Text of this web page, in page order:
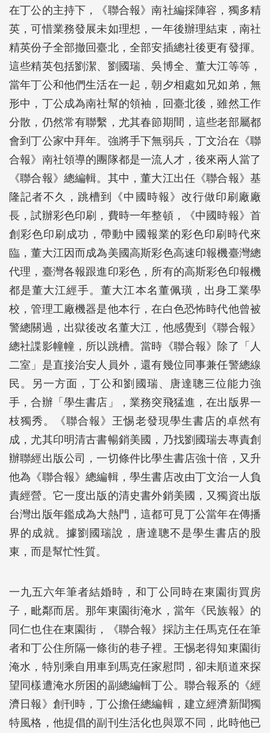
在丁公的主持下，《聯合報》南社編採陣容，獨多精
英，可惜業務發展未如理想，一年後辦理結束，南社
精英份子全部撤回臺北，全部安插總社後更有發揮。
這些精英包括劉潔、劉國瑞、吳博全、董大江等等，
當年丁公和他們生活在一起，朝夕相處如兄如弟，無
形中，丁公成為南社幫的領袖，回臺北後，雖然工作
分散，仍然常有聯繫，尤其春節期間，這些老部屬都
會到丁公家中拜年。強將手下無弱兵，丁文治在《聯
合報》南社領導的團隊都是一流人才，後來兩人當了
《聯合報》總編輯。其中，董大江出任《聯合報》基
隆記者不久，跳槽到《中國時報》改行做印刷廠廠
長，試辦彩色印刷，費時一年整頓，《中國時報》首
創彩色印刷成功，帶動中國報業的彩色印刷時代來
臨，董大江因而成為美國高斯彩色高速印報機臺灣總
代理，臺灣各報跟進印彩色，所有的高斯彩色印報機
都是董大江經手。董大江本名董佩璜，出身工業學
校，管理工廠機器是他本行，在白色恐怖時代他曾被
警總關過，出獄後改名董大江，他感覺到《聯合報》
總社諜影幢幢，所以跳槽。當時《聯合報》除了「人
二室」是直接治安人員外，還有幾位同事兼任警總線
民。另一方面，丁公和劉國瑞、唐達聰三位能力強
手，合辦「學生書店」，業務突飛猛進，在出版界一
枝獨秀。《聯合報》王惕老發現學生書店的卓然有
成，尤其印明清古書暢銷美國，乃找劉國瑞去專責創
辦聯經出版公司，一切條件比學生書店強十倍，又升
他為《聯合報》總編輯，學生書店改由丁文治一人負
責經營。它一度出版的清史書外銷美國，又獨資出版
台灣出版年鑑成為大熱門，這都可見丁公當年在傳播
界的成就。據劉國瑞說，唐達聰不是學生書店的股
東，而是幫忙性質。
一九五六年筆者結婚時，和丁公同時在東園街買房
子，毗鄰而居。那年東園街淹水，當年《民族報》的
同仁也住在東園街，《聯合報》採訪主任馬克任在筆
者和丁公住所隔一條街的巷子裡。王惕老得知東園街
淹水，特別乘自用車到馬克任家慰問，卻未順道來探
望同樣遭淹水所困的副總編輯丁公。聯合報系的《經
濟日報》創刊時，丁公擔任總編輯，建立經濟新聞獨
特風格，他提倡的副刊生活化也與眾不同，此時他已